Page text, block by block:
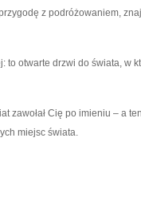
z podróżowaniem,
to otwarte drzwi do świata, w
zawołał Cię po imieniu – a
miejsc świata.